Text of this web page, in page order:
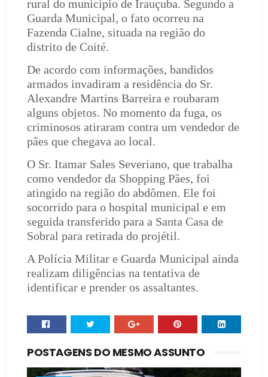
rural do município de Irauçuba. Segundo a
Guarda Municipal, o fato ocorreu na
Fazenda Cialne, situada na região do
distrito de Coité.
De acordo com informações, bandidos
armados invadiram a residência do Sr.
Alexandre Martins Barreira e roubaram
alguns objetos. No momento da fuga, os
criminosos atiraram contra um vendedor de
pães que chegava ao local.
O Sr. Itamar Sales Severiano, que trabalha
como vendedor da Shopping Pães, foi
atingido na região do abdômen. Ele foi
socorrido para o hospital municipal e em
seguida transferido para a Santa Casa de
Sobral para retirada do projétil.
A Polícia Militar e Guarda Municipal ainda
realizam diligências na tentativa de
identificar e prender os assaltantes.
POSTAGENS DO MESMO ASSUNTO